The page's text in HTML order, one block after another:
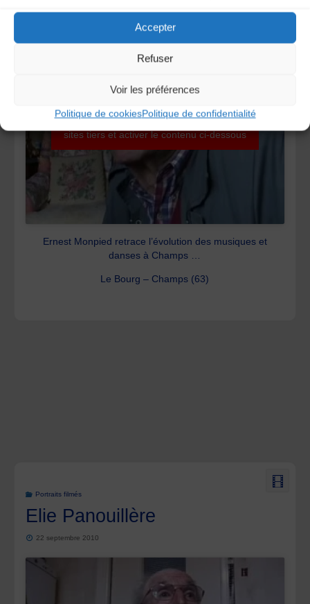
Accepter
Refuser
Voir les préférences
Politique de cookiesPolitique de confidentialité
Cliquez ici pour accepter les cookies de
sites tiers et activer le contenu ci-dessous
Ernest Monpied retrace l’évolution des musiques et
danses à Champs …
Le Bourg – Champs (63)
Portraits filmés
Elie Panouillère
22 septembre 2010